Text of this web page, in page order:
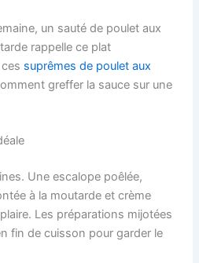
un sauté de poulet aux
rappelle ce plat
suprêmes de poulet aux
greffer la sauce sur une
Une escalope poêlée,
à la moutarde et crème
Les préparations mijotées
fin de cuisson pour garder le